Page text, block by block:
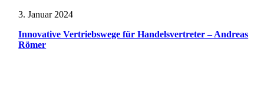
3. Januar 2024
Innovative Vertriebswege für Handelsvertreter – Andreas
Römer